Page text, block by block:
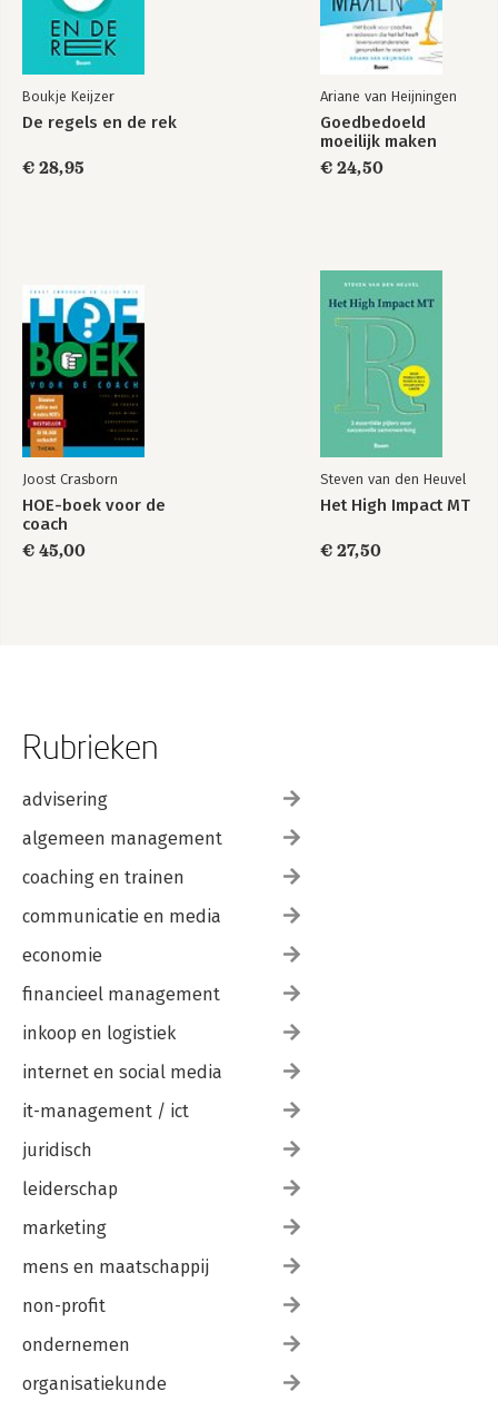
Over Ariane 218
Dankwoord 220
Literatuur 223
Boukje Keijzer
De regels en de rek
€ 28,95
Ariane van Heijningen
Goedbedoeld
moeilijk maken
€ 24,50
Joost Crasborn
HOE-boek voor de
coach
€ 45,00
Steven van den Heuvel
Het High Impact MT
€ 27,50
Rubrieken
advisering
algemeen management
coaching en trainen
communicatie en media
economie
financieel management
inkoop en logistiek
internet en social media
it-management / ict
juridisch
leiderschap
marketing
mens en maatschappij
non-profit
ondernemen
organisatiekunde